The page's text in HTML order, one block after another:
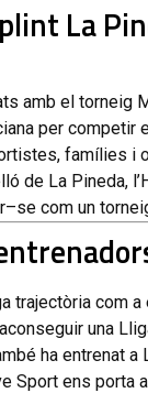
La
amb el torneig
per competir
famílies i
de La Pineda,
–se com un
trajectòria com a
aconseguir una
ha entrenat a
Sport ens porta a